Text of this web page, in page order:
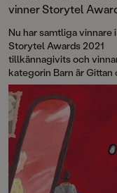
vinner Storytel
Nu har samtliga vinnare i
Storytel Awards 2021
tillkännagivits och
kategorin Barn är Gittan
fårskallarna av Pija
inläst av skådespelaren
Kyle.